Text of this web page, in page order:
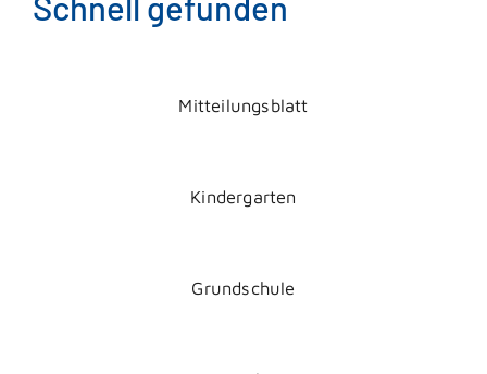
Mitteilungsblatt
Kindergarten
Grundschule